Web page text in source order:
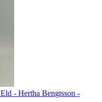
- Hertha Bengtsson -